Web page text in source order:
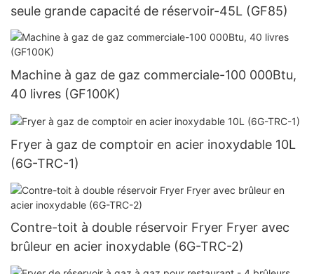
seule grande capacité de réservoir-45L (GF85)
Machine à gaz de gaz commerciale-100 000Btu,
40 livres (GF100K)
Fryer à gaz de comptoir en acier inoxydable 10L
(6G-TRC-1)
Contre-toit à double réservoir Fryer Fryer avec
brûleur en acier inoxydable (6G-TRC-2)